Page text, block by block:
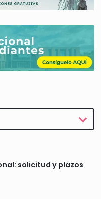
solicitud y plazos